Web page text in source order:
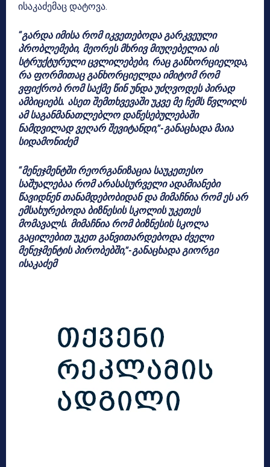
ისაკაძემაც დატოვა.
“გარდა იმისა რომ იკვეთებოდა გარკვეული
პრობლემები, მეორეს მხრივ მიუღებელია ის
სტრუქტურული ცვლილებები, რაც განხორციელდა,
რა ფორმითაც განხორციელდა იმიტომ რომ
ვფიქრობ რომ საქმე წინ უნდა უძღვოდეს პირად
ამბიციებს. ასეთ შემთხვევაში უკვე მე ჩემს წვლილს
ამ საგანმანათლებლო დაწესებულებაში
ნამდვილად ვეღარ შევიტანდი,”-განაცხადა მაია
სიდამონიძემ
“მენეჯმენტში რეორგანიზაცია საუკეთესო
საშუალებაა რომ არასასურველი ადამიანები
წავიდნენ თანამდებობიდან და მიმაჩნია რომ ეს არ
ემსახურებოდა ბიზნესის სკოლის უკეთეს
მომავალს. მიმაჩნია რომ ბიზნესის სკოლა
გაცილებით უკეთ განვითარდებოდა ძველი
მენეჯმენტის პირობებში,”-განაცხადა გიორგი
ისაკაძემ